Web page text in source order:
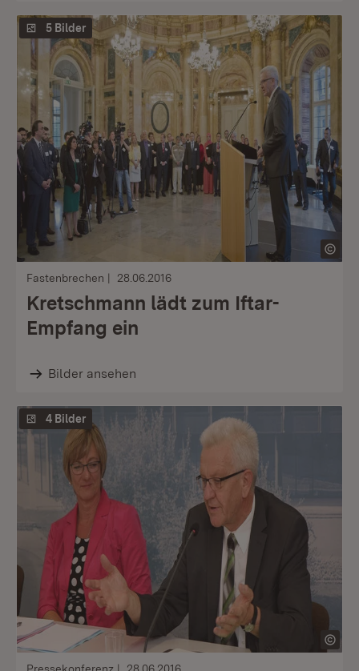
5 Bilder
Fastenbrechen 28.06.2016
Kretschmann lädt zum Iftar-
Empfang ein
Bilder ansehen
4 Bilder